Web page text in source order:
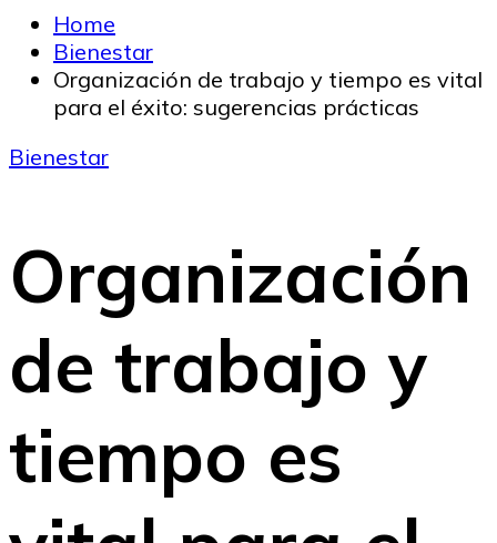
Home
Bienestar
Organización de trabajo y tiempo es vital
para el éxito: sugerencias prácticas
Bienestar
Organización
de trabajo y
tiempo es